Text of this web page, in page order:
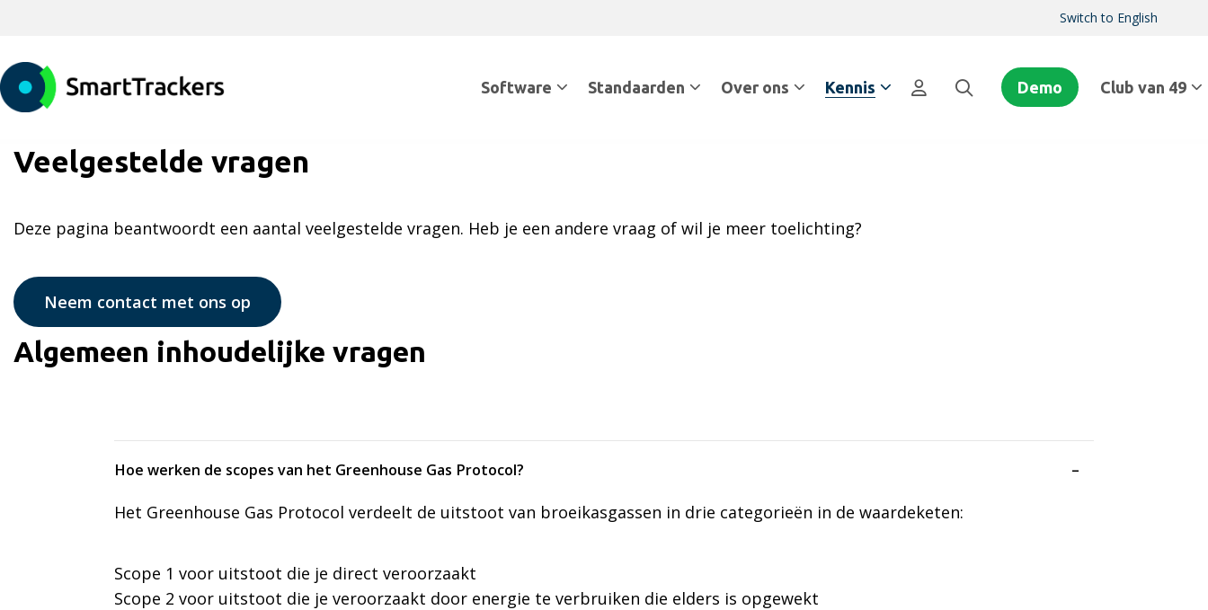
Switch to English
Software Standaarden Over ons Kennis Demo Club van 49
Veelgestelde vragen
Deze pagina beantwoordt een aantal veelgestelde vragen. Heb je een andere vraag of wil je meer toelichting?
Neem contact met ons op
Algemeen inhoudelijke vragen
Hoe werken de scopes van het Greenhouse Gas Protocol?
Het Greenhouse Gas Protocol verdeelt de uitstoot van broeikasgassen in drie categorieën in de waardeketen:
Scope 1 voor uitstoot die je direct veroorzaakt
Scope 2 voor uitstoot die je veroorzaakt door energie te verbruiken die elders is opgewekt